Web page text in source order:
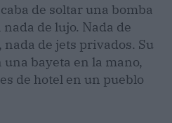
de soltar una bomba
de lujo. Nada de
de jets privados. Su
bayeta en la mano,
de hotel en un pueblo